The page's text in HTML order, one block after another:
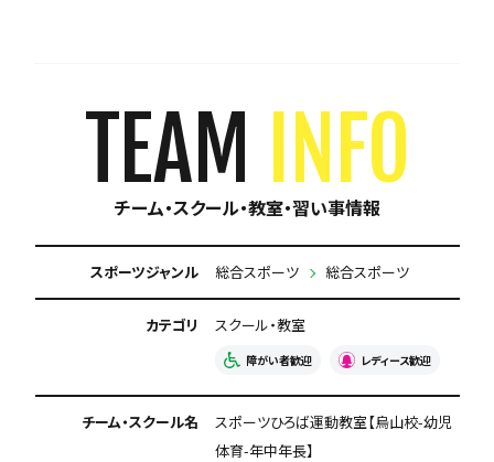
TEAM INFO
チーム・スクール・教室・習い事情報
スポーツジャンル 総合スポーツ 総合スポーツ
カテゴリ スクール・教室
障がい者歓迎 レディース歓迎
チーム・スクール名
スポーツひろば運動教室【烏山校-幼児
体育-年中年長】